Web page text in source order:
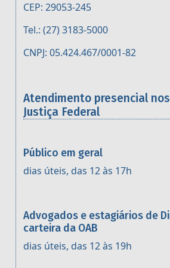
CEP: 29053-245
Tel.: (27) 3183-5000
CNPJ: 05.424.467/0001-82
Atendimento presencial
Justiça Federal
Público em geral
dias úteis, das 12 às 17h
Advogados e estagiários de
carteira da OAB
dias úteis, das 12 às 19h